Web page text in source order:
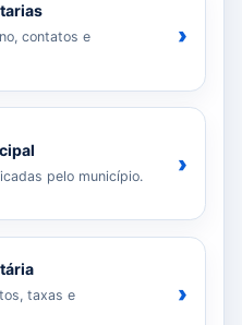
contatos e
›
pelo município. ›
taxas e
›